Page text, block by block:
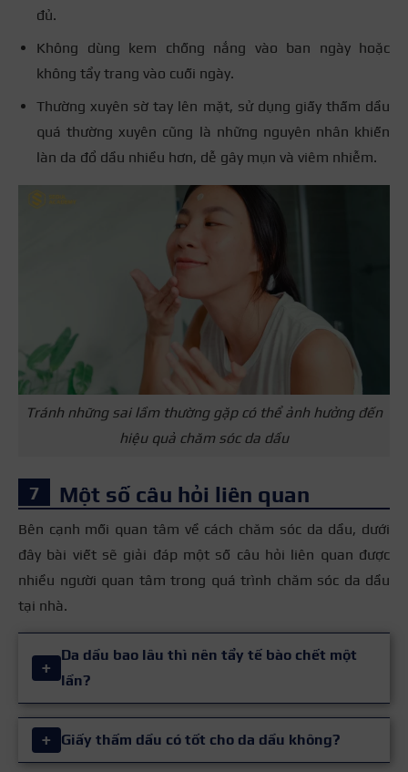
đủ.
Không dùng kem chống nắng vào ban ngày hoặc
không tẩy trang vào cuối ngày.
Thường xuyên sờ tay lên mặt, sử dụng giấy thấm dầu
quá thường xuyên cũng là những nguyên nhân khiến
làn da đổ dầu nhiều hơn, dễ gây mụn và viêm nhiễm.
Tránh những sai lầm thường gặp có thể ảnh hưởng đến
hiệu quả chăm sóc da dầu
Một số câu hỏi liên quan
Bên cạnh mối quan tâm về cách chăm sóc da dầu, dưới
đây bài viết sẽ giải đáp một số câu hỏi liên quan được
nhiều người quan tâm trong quá trình chăm sóc da dầu
tại nhà.
+
Da dầu bao lâu thì nên tẩy tế bào chết một
lần?
Đối với da dầu, tần suất tẩy tế bào chết bạn nên duy
trì từ 2 – 3 lần mỗi tuần là lý tưởng. Thời gian đầu
+ Giấy thấm dầu có tốt cho da dầu không?